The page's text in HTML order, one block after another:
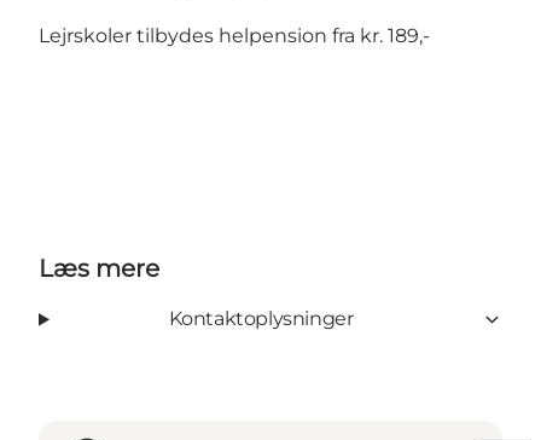
Lejrskoler tilbydes helpension fra kr. 189,-
Læs mere
Kontaktoplysninger